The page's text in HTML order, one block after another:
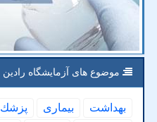
موضوع های آزمایشگاه رادین
بهداشت بیماری پزشك